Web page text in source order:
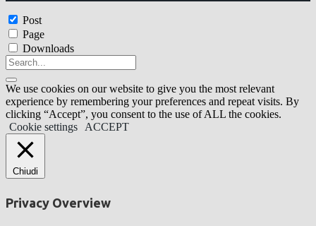
Post
Page
Downloads
We use cookies on our website to give you the most relevant
experience by remembering your preferences and repeat visits. By
clicking “Accept”, you consent to the use of ALL the cookies.
Cookie settings
ACCEPT
Chiudi
Privacy Overview